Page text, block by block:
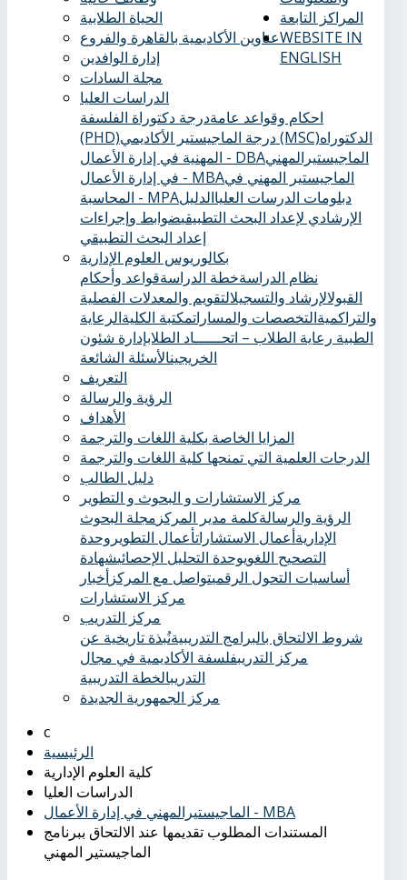
الحياة الطلابية
عناوين الأكاديمية بالقاهرة والفروع
إدارة الوافدين
مجلة السادات
الدراسات العليا
احكام وقواعد عامةدرجة دكتوراة الفلسفة
(PHD)
درجة الماجيستير الأكاديمي (MSC)الدكتوراه
المهنية في إدارة الأعمال - DBAالماجيستيرالمهني
في إدارة الأعمال - MBAالماجيستير المهني في
المحاسبة - MPA
دبلومات الدرسات العلياالدليل
الإرشادي لإعداد البحث التطبيقيضوابط وإجراءات
إعداد البحث التطبيقي
بكالوريوس العلوم الإدارية
نظام الدراسةخطة الدراسةقواعد وأحكام
القبولالإرشاد والتسجيلالتقويم والمعدلات الفصلية
والتراكميةالتخصصات والمساراتمكتبة الكليةالرعاية
الطبية ‏ رعاية الطلاب – اتحــــــاد الطلابإدارة شئون
الخريجينالأسئلة الشائعة
التعريف
الرؤية والرسالة
الأهداف
المزايا الخاصة بكلية اللغات والترجمة
الدرجات العلمية التي تمنحها كلية اللغات والترجمة
دليل الطالب
المراكز التابعة
مركز الاستشارات و البحوث و التطوير
الرؤية والرسالةكلمة مدير المركز مجلة البحوث
الإداريةأعمال الاستشاراتأعمال التطوير وحدة
التصحيح اللغويوحدة التحليل الإحصائيشهادة
أساسيات التحول الرقميتواصل مع المركزأخبار
مركز الاستشارات
مركز التدريب
شروط الالتحاق بالبرامج التدريبيةنُبذة تاريخية عن
مركز التدريبفلسفة الأكاديمية في مجال
التدريبالخطة التدريبية
مركز الجمهورية الجديدة
WEBSITE IN
ENGLISH
الرئيسية
الماجيستيرالمهني في إدارة الأعمال - MBA
المستندات المطلوب تقديمها عند الالتحاق ببرنامج
الماجيستير المهني